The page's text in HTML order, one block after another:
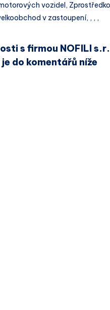
vozidel,
v zastoupení, , , ,
s firmou NOFILI
do komentářů níže